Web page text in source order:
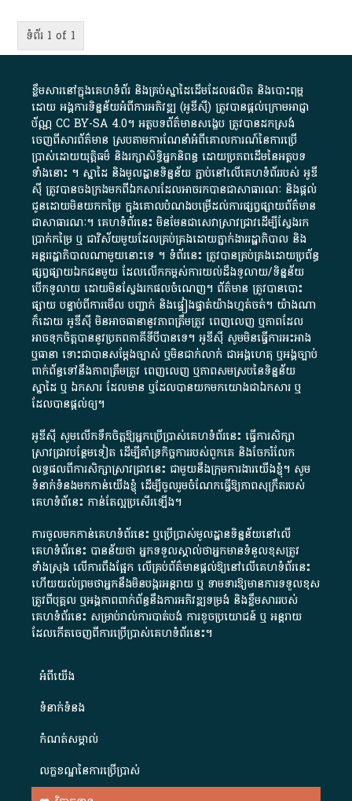
ទំព័រ 1 of 1
ខ្លឹមសារ​នៅ​ក្នុង​គេហទំព័រ និង​គ្រប់​ស្នា​ដៃ​ដើម​ដែល​ផលិត​ និង​បោះពុម្ព​
ដោយ​ អង្គការ​ទិន្នន័យ​អំពី​ការអភិវឌ្ឍ​​ (អូ​ឌី​ស៊ី)​ ត្រូវ​បាន​ផ្តល់​ក្រោម​អាជ្ញា
ប័ណ្ណ​CC BY-SA 4.0។​ អត្ថបទ​ព័ត៌មាន​សង្ខេប​ ត្រូវ​បាន​ដកស្រង់​
ចេញពី​សារព័ត៌មាន ស្របតាមការ​ណែនាំ​អំពី​គោលការណ៍​នៃ​ការ​ប្រើ
ប្រាស់​ដោយ​យុត្តិធម៌​ និង​រក្សាសិទ្ធិអ្នកនិពន្ធ ដោយ​ប្រភពដើម​នៃ​​អត្ថបទ
ទាំង​នោះ​ ។​ ស្នាដៃ​ និង​មូលដ្ឋាន​ទិន្នន័យ ​ភ្ជាប់​នៅ​លើ​គេហទំព័រ​របស់​ អូ​ឌី​
ស៊ី​ ត្រូវ​បាន​ចងក្រង​មក​ពី​ឯកសារ​ដែល​អាច​រក​បានជា​សាធារណៈ​ និង​ផ្តល់​
ជូន​ដោយ​មិន​យក​កម្រៃ​ ក្នុង​គោលបំណង​បម្រើ​ដល់ការ​ផ្សព្វផ្សាយ​ព័ត៌មាន​
ជា​សាធារណៈ​។​ គេហទំព័រ​នេះ​ មិនមែន​ជា​សេវា​ស្រាវជ្រាវ​ដើម្បី​ស្វែងរក
ប្រាក់​កម្រៃ​ ឬ​ ជា​វិស័យ​មួយ​ដែល​គ្រប់គ្រង​ដោយ​ភ្នាក់ងារ​រដ្ឋាភិបាល​ និង ​
អន្តររដ្ឋាភិបាល​ណាមួយ​នោះ​ទេ ​។​ ទំព័រ​នេះ​ ត្រូវ​បាន​គ្រប់គ្រង​ដោយ​ប្រព័ន្ធ​
ផ្សព្វផ្សាយ​ឯកជន​មួយ​ ដែល​លើកកម្ពស់​ការ​យល់​ដឹង​ទូលាយ​/​ទិន្នន័យ​
បើក​ទូលាយ​ ដោយ​មិនស្វែង​រក​ផល​ចំណេញ​។​ ព័ត៌មាន​ ត្រូវ​បាន​បោះ
ផ្សាយ​ បន្ទាប់​ពី​ការ​មើល​ បញ្ជាក់​ និង​ផ្ទៀងផ្ទាត់​យ៉ាង​ហ្មត់ចត់​។​ យ៉ាងណា​
ក៏​ដោយ​ អូ​ឌី​ស៊ី​ មិន​អាច​ធានា​នូវ​ភាព​ត្រឹមត្រូវ​ ពេញលេញ​ ឬ​ភាព​ដែល​
អាច​ទុកចិត្ត​បាននូវ​ប្រភព​ភាគី​ទី​បី​បាន​ទេ​។​ អូ​ឌី​ស៊ី​ សូម​មិន​ធ្វើការ​អះអាង​
ឬ​ធានា​ ទោះជា​បាន​សម្តែង​ច្បាស់​ ឬ​មិន​ជាក់លាក់​ ជា​អង្គហេតុ​ ឬ​អង្គច្បាប់​
ពាក់ព័ន្ធ​ទៅ​នឹង​ភាព​ត្រឹមត្រូវ​ ពេញលេញ​ ឬ​ភាព​សម​ស្រប​នៃ​ទិន្នន័យ​
ស្នាដៃ​ ឬ​ ឯកសារ​ ដែល​មាន​ ឬ​ដែល​បាន​យក​មក​យោង​ជា​ឯកសារ​ ឬ​
ដែល​បាន​ផ្តល់​ឲ្យ​។
អូឌីស៊ី សូមលើកទឹកចិត្តឱ្យអ្នកប្រើប្រាស់គេហទំព័រនេះ ធ្វើការសិក្សា
ស្រាវជ្រាវបន្ថែមទៀត ដើម្បីគាំទ្រកិច្ចការ​របស់ពួកគេ និងចែករំលែក
លទ្ធផលពីការសិក្សាស្រាវជ្រាវនេះ ជាមួយនឹងក្រុមការងារយើងខ្ញុំ។ សូម
ទំនាក់ទំនងមកកាន់យើងខ្ញុំ ដើម្បីចូលរួមចំណែកធ្វើឱ្យភាពសុក្រឹតរបស់
គេហទំព័នេះ កាន់តែល្អប្រសើរឡើង។
ការចូលមកកាន់គេហទំព័រនេះ ឬប្រើប្រាស់មូលដ្ឋានទិន្នន័យនៅលើ
គេហទំព័រនេះ បានន័យថា អ្នកទទួលស្គាល់ថាអ្នកមានទំនួលខុសត្រូវ
ទាំងស្រុង លើការពឹងផ្អែក លើគ្រប់ព័ត៌មានផ្តល់ឱ្យនៅលើគេហទំព័រនេះ
ហើយយល់ព្រមថាអ្នកនឹងមិនបង្ករអន្តរាយ ឬ ទាមទារ​ឱ្យមានការទទួលខុស​
ត្រូវពីបុគ្គល ឬអង្គភាពពាក់ព័ន្ធនឹងការអភិវឌ្ឍទម្រង់ និងខ្លឹមសាររបស់
គេហទំព័រនេះ សម្រាប់រាល់ការបាត់បង់ ការខូចប្រយោជន៍ ឬ អន្តរាយ
ដែលកើតចេញពីការប្រើប្រាស់គេហទំព័រនេះ។
អំពី​យើង​
ទំនាក់ទំនង
កំណត់សម្គាល់
លក្ខខណ្ឌនៃការប្រើប្រាស់